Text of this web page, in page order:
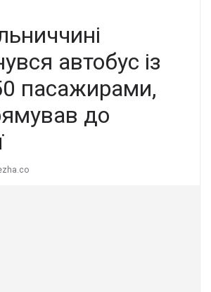
автобус із
пасажирами,
до